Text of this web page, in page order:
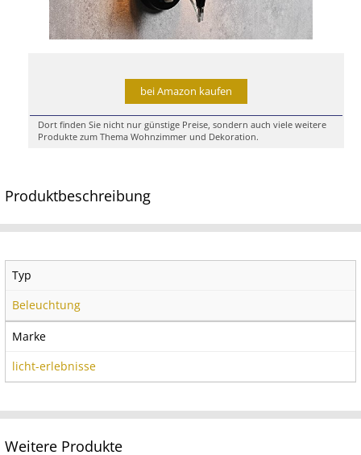
bei Amazon kaufen
Dort finden Sie nicht nur günstige Preise, sondern auch viele weitere
Produkte zum Thema Wohnzimmer und Dekoration.
Produktbeschreibung
Typ
Beleuchtung
Marke
licht-erlebnisse
Weitere Produkte